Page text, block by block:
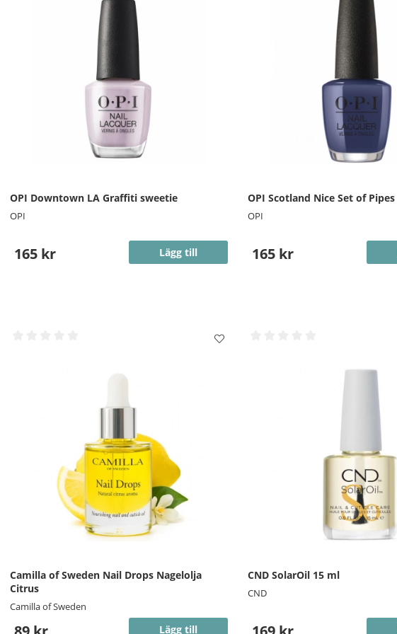
OPI Downtown LA Graffiti sweetie
OPI
165 kr Lägg till
OPI Scotland Nice Set of Pipes
OPI
165 kr
Camilla of Sweden Nail Drops Nagelolja
Citrus
Camilla of Sweden
Lägg till
CND SolarOil 15 ml
CND